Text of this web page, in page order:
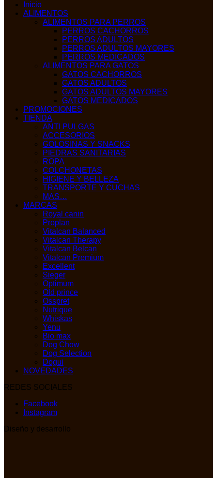
Inicio
ALIMENTOS
ALIMENTOS PARA PERROS
PERROS CACHORROS
PERROS ADULTOS
PERROS ADULTOS MAYORES
PERROS MEDICADOS
ALIMENTOS PARA GATOS
GATOS CACHORROS
GATOS ADULTOS
GATOS ADULTOS MAYORES
GATOS MEDICADOS
PROMOCIONES
TIENDA
ANTI PULGAS
ACCESORIOS
GOLOSINAS Y SNACKS
PIEDRAS SANITARIAS
ROPA
COLCHONETAS
HIGIENE Y BELLEZA
TRANSPORTE Y CUCHAS
MAS…
MARCAS
Royal canin
Proplan
Vitalcan Balanced
Vitalcan Therapy
Vitalcan Belcan
Vitalcan Premium
Excellent
Sieger
Optimum
Old prince
Osspret
Nutrique
Whiskas
Yenu
Bio max
Dog Chow
Dog Selection
Dogui
NOVEDADES
REDES SOCIALES
Facebook
Instagram
Diseño y desarrollo